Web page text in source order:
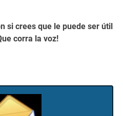
si crees que le puede ser útil
corra la voz!